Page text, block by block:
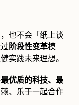
也不会「纸上谈
阶段性变革模
实践未来理想。
最优质的科技、最
、乐于一起合作